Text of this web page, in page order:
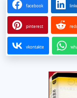
facebook
pinterest
vkontakte